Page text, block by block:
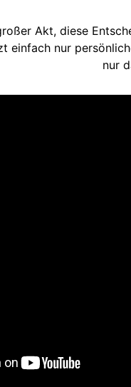
Akt, diese
einfach nur
nur